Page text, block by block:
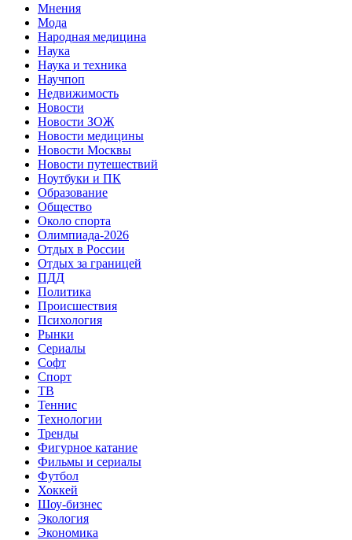
Мнения
Мода
Народная медицина
Наука
Наука и техника
Научпоп
Недвижимость
Новости
Новости ЗОЖ
Новости медицины
Новости Москвы
Новости путешествий
Ноутбуки и ПК
Образование
Общество
Около спорта
Олимпиада-2026
Отдых в России
Отдых за границей
ПДД
Политика
Происшествия
Психология
Рынки
Сериалы
Софт
Спорт
ТВ
Теннис
Технологии
Тренды
Фигурное катание
Фильмы и сериалы
Футбол
Хоккей
Шоу-бизнес
Экология
Экономика